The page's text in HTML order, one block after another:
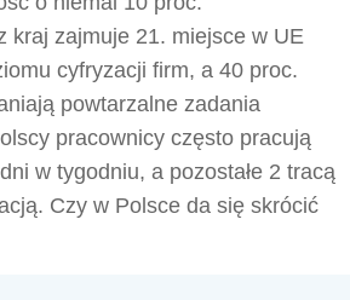
kraj zajmuje 21. miejsce w UE
cyfryzacji firm, a 40 proc.
powtarzalne zadania
pracownicy często pracują
w tygodniu, a pozostałe 2 tracą
Czy w Polsce da się skrócić